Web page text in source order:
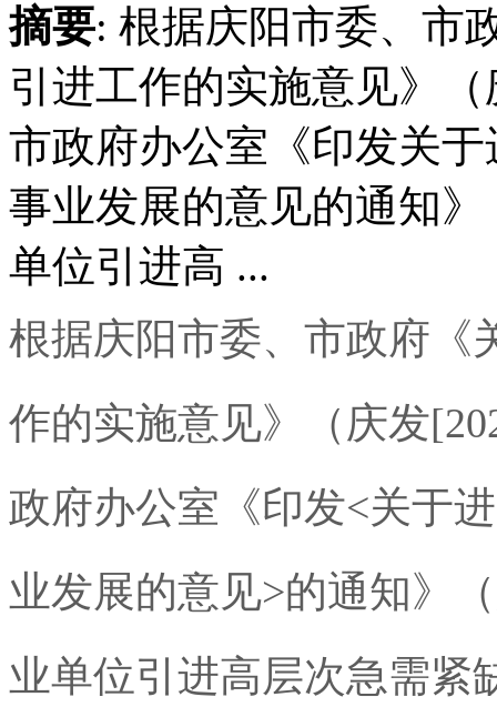
摘要: 根据庆阳市委、市
引进工作的实施意见》
市政府办公室《印发关
事业发展的意见的通知
单位引进高 ...
根据庆阳市委、市政府《
作的实施意见》（庆发
政府办公室《印发<关于
业发展的意见>的通知》
业单位引进高层次急需紧